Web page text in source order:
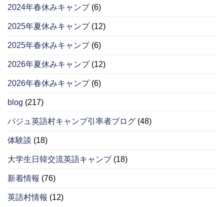
2024年春休みキャンプ(6)
2025年夏休みキャンプ(12)
2025年春休みキャンプ(6)
2026年夏休みキャンプ(12)
2026年春休みキャンプ(6)
blog (217)
パジュ英語村キャンプ引率者ブログ (48)
体験談 (18)
大学生日韓交流英語キャンプ(18)
新着情報 (76)
英語村情報 (12)